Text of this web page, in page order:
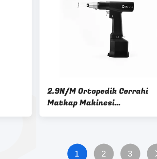
2.9N/M Ortopedik Cerrahi
Matkap Makinesi
Otoklavlanabilir ES-3032
1 2 3